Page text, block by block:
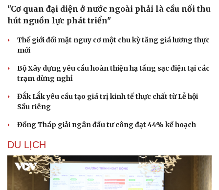
"Cơ quan đại diện ở nước ngoài phải là cầu nối thu
hút nguồn lực phát triển"
Thế giới đối mặt nguy cơ một chu kỳ tăng giá lương thực
mới
Bộ Xây dựng yêu cầu hoàn thiện hạ tầng sạc điện tại các
trạm dừng nghỉ
Đắk Lắk yêu cầu tạo giá trị kinh tế thực chất từ Lễ hội
Sầu riêng
Đồng Tháp giải ngân đầu tư công đạt 44% kế hoạch
DU LỊCH